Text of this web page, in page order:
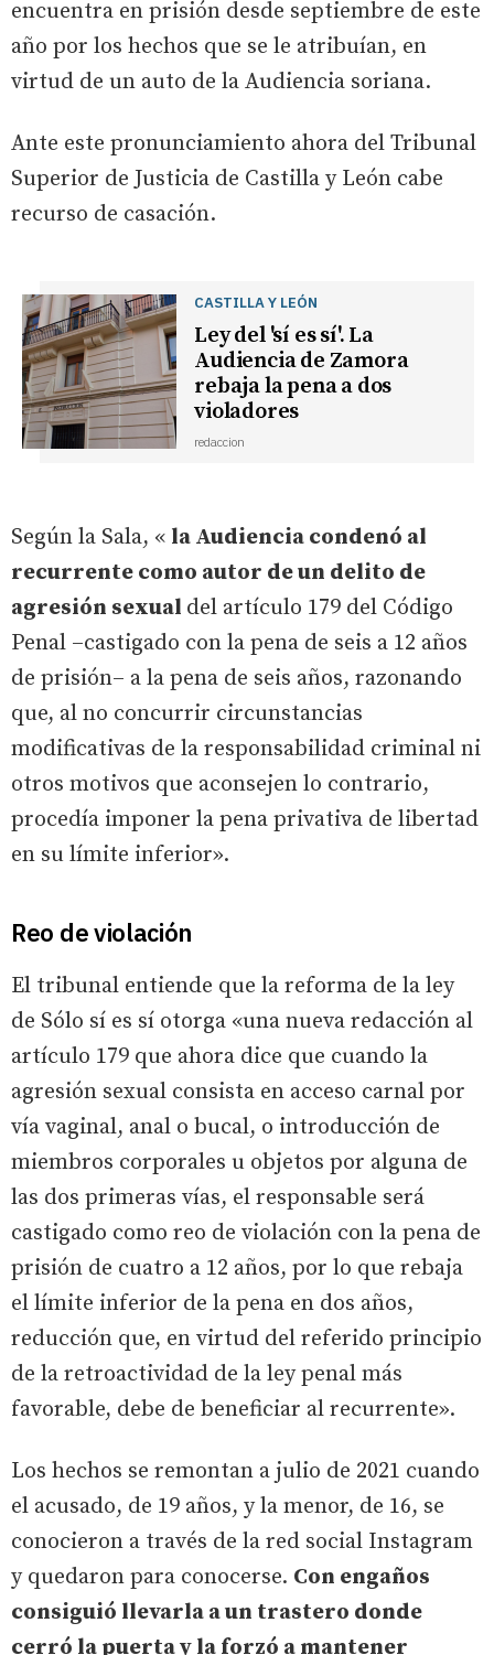
encuentra en prisión desde septiembre de este
año por los hechos que se le atribuían, en
virtud de un auto de la Audiencia soriana.
Ante este pronunciamiento ahora del Tribunal
Superior de Justicia de Castilla y León cabe
recurso de casación.
CASTILLA Y LEÓN
Ley del 'sí es sí'. La
Audiencia de Zamora
rebaja la pena a dos
violadores
redaccion
Según la Sala, « la Audiencia condenó al
recurrente como autor de un delito de
agresión sexual del artículo 179 del Código
Penal –castigado con la pena de seis a 12 años
de prisión– a la pena de seis años, razonando
que, al no concurrir circunstancias
modificativas de la responsabilidad criminal ni
otros motivos que aconsejen lo contrario,
procedía imponer la pena privativa de libertad
en su límite inferior».
Reo de violación
El tribunal entiende que la reforma de la ley
de Sólo sí es sí otorga «una nueva redacción al
artículo 179 que ahora dice que cuando la
agresión sexual consista en acceso carnal por
vía vaginal, anal o bucal, o introducción de
miembros corporales u objetos por alguna de
las dos primeras vías, el responsable será
castigado como reo de violación con la pena de
prisión de cuatro a 12 años, por lo que rebaja
el límite inferior de la pena en dos años,
reducción que, en virtud del referido principio
de la retroactividad de la ley penal más
favorable, debe de beneficiar al recurrente».
Los hechos se remontan a julio de 2021 cuando
el acusado, de 19 años, y la menor, de 16, se
conocieron a través de la red social Instagram
y quedaron para conocerse. Con engaños
consiguió llevarla a un trastero donde
cerró la puerta y la forzó a mantener